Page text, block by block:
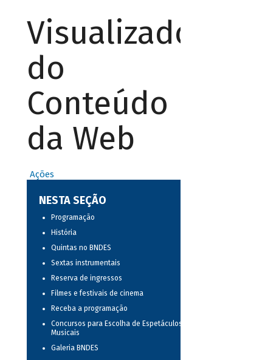
Visualizador
do
Conteúdo
da Web
Ações
NESTA SEÇÃO
Programação
História
Quintas no BNDES
Sextas instrumentais
Reserva de ingressos
Filmes e festivais de cinema
Receba a programação
Concursos para Escolha de Espetáculos
Musicais
Galeria BNDES